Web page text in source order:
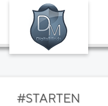
#STARTEN